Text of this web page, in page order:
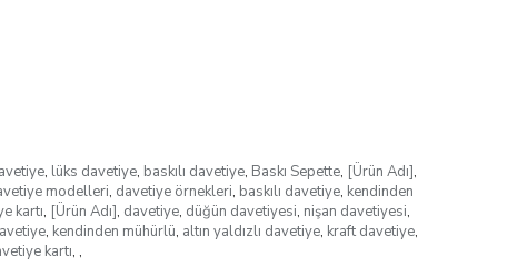
, lüks davetiye, baskılı davetiye, Baskı Sepette, [Ürün Adı],
modelleri, davetiye örnekleri, baskılı davetiye, kendinden
kartı, [Ürün Adı], davetiye, düğün davetiyesi, nişan davetiyesi,
, kendinden mühürlü, altın yaldızlı davetiye, kraft davetiye,
kartı, ,